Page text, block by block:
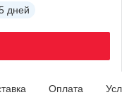
дней
Оплата